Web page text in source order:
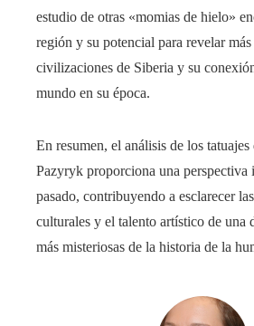
estudio de otras «momias de hielo»
región y su potencial para revelar
civilizaciones de Siberia y su
mundo en su época.
En resumen, el análisis de los
Pazyryk proporciona una perspectiva
pasado, contribuyendo a esclarecer
culturales y el talento artístico de una
más misteriosas de la historia de la